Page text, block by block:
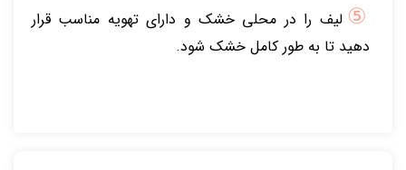
⑤ لیف را در محلی خشک و دارای تهویه مناسب قرار
دهید تا به طور کامل خشک شود.